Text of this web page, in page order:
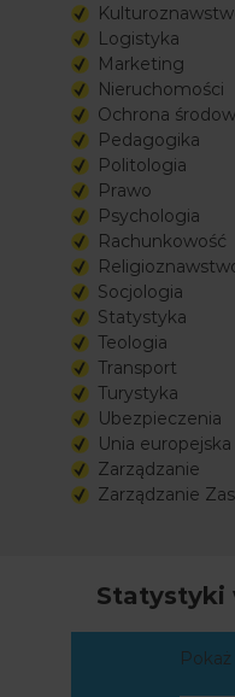
Logistyka
Marketing
Nieruchomości
Ochrona
Pedagogika
Politologia
Prawo
Psychologia
Rachunkowość
Socjologia
Statystyka
Teologia
Transport
Turystyka
Ubezpieczenia
Unia europejska
Zarządzanie
Zarządzanie
Statystyki
Pokaż